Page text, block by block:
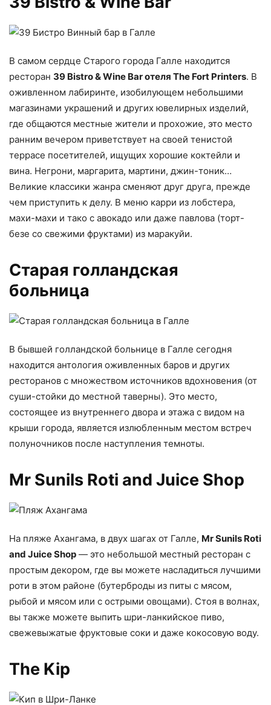
В самом сердце Старого города Галле находится
ресторан 39 Bistro & Wine Bar отеля The Fort Printers. В
оживленном лабиринте, изобилующем небольшими
магазинами украшений и других ювелирных изделий,
где общаются местные жители и прохожие, это место
ранним вечером приветствует на своей тенистой
террасе посетителей, ищущих хорошие коктейли и
вина. Негрони, маргарита, мартини, джин-тоник…
Великие классики жанра сменяют друг друга, прежде
чем приступить к делу. В меню карри из лобстера,
махи-махи и тако с авокадо или даже павлова (торт-
безе со свежими фруктами) из маракуйи.
Старая голландская
больница
В бывшей голландской больнице в Галле сегодня
находится антология оживленных баров и других
ресторанов с множеством источников вдохновения (от
суши-стойки до местной таверны). Это место,
состоящее из внутреннего двора и этажа с видом на
крыши города, является излюбленным местом встреч
полуночников после наступления темноты.
Mr Sunils Roti and Juice Shop
На пляже Ахангама, в двух шагах от Галле, Mr Sunils Roti
and Juice Shop — это небольшой местный ресторан с
простым декором, где вы можете насладиться лучшими
роти в этом районе (бутерброды из питы с мясом,
рыбой и мясом или с острыми овощами). Стоя в волнах,
вы также можете выпить шри-ланкийское пиво,
свежевыжатые фруктовые соки и даже кокосовую воду.
The Kip